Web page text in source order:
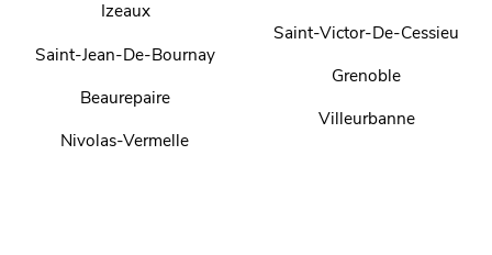
Izeaux
Saint-Jean-De-Bournay
Beaurepaire
Nivolas-Vermelle
Saint-Victor-De-Cessieu
Grenoble
Villeurbanne